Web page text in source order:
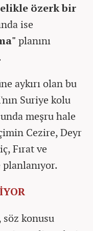
özerk bir
ise
planını
aykırı olan bu
Suriye kolu
meşru hale
Cezire, Deyr
Fırat ve
söz konusu